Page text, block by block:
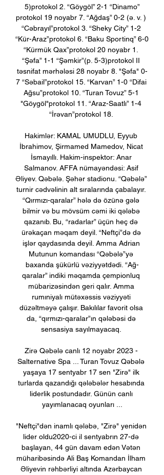
5)protokol 2. “Göygöl” 2-1 “Dinamo”
protokol 19 noyabr 7. “Ağdaş” 0-2 (ə. v. )
“Cəbrayıl”protokol 3. “Sheky City” 1-2
“Kür-Araz”protokol 6. “Baku Sportinq” 6-0
“Kürmük Qax”protokol 20 noyabr 1.
“Şəfa” 1-1 “Şəmkir”(p. 5-3)protokol II
təsnifat mərhələsi 28 noyabr 8. "Şəfa" 0-
7 “Səbail”protokol 15. “Karvan” 1-0 “Difai
Ağsu”protokol 10. “Turan Tovuz” 5-1
"Göygöl"protokol 11. “Araz-Saatlı” 1-4
“İrəvan”protokol 18.
Hakimlər: KAMAL UMUDLU, Eyyub
İbrahimov, Şirmamed Mamedov, Nicat
İsmayıllı. Hakim-inspektor: Anar
Salmanov. AFFA nümayəndəsi: Asif
Əliyev. Qəbələ. Şəhər stadionu. “Qəbələ”
turnir cədvəlinin alt sıralarında çabalayır.
“Qırmızı-qaralar” hələ də özünə gələ
bilmir və bu mövsüm cəmi iki qələbə
qazanıb. Bu, “radarlar” üçün heç də
ürəkaçan məqam deyil. “Neftçi”də də
işlər qaydasında deyil. Amma Adrian
Mutunun komandası “Qəbələ”yə
baxanda şükürlü vəziyyətdədi. “Ağ-
qaralar” indiki məqamda çempionluq
mübarizəsindən geri qalır. Amma
rumıniyalı mütəxəssis vəziyyəti
düzəltməyə çalışır. Bakılılar favorit olsa
da, “qırmızı-qaralar”ın qələbəsi də
sensasiya sayılmayacaq.
Zirə Qəbələ canlı 12 noyabr 2023 -
Salternative Spa ... Turan Tovuz Qəbələ
yaşaya 17 sentyabr 17 sen "Zirə" ilk
turlarda qazandığı qələbələr hesabında
liderlik postundadır. Günün canlı
yayımlanacaq oyunları ...
"Neftçi"dən inamlı qələbə, "Zirə" yenidən
lider oldu2020-ci il sentyabrın 27-də
başlayan, 44 gün davam edən Vətən
müharibəsində Ali Baş Komandan İlham
Əliyevin rəhbərliyi altında Azərbaycan